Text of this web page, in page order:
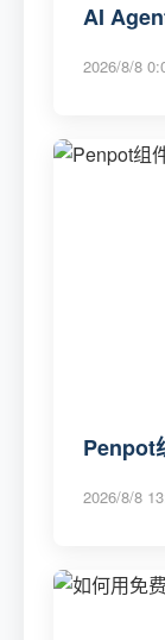
AI
2026/8/8
Penpot
2026/8/8